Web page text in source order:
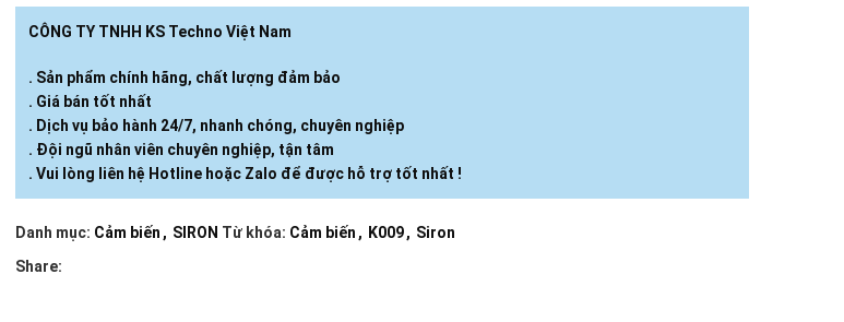
CÔNG TY TNHH KS Techno Việt Nam
. Sản phẩm chính hãng, chất lượng đảm bảo
. Giá bán tốt nhất
. Dịch vụ bảo hành 24/7, nhanh chóng, chuyên nghiệp
. Đội ngũ nhân viên chuyên nghiệp, tận tâm
. Vui lòng liên hệ Hotline hoặc Zalo để được hỗ trợ tốt nhất !
Danh mục: Cảm biến , SIRON Từ khóa: Cảm biến , K009, Siron
Share: